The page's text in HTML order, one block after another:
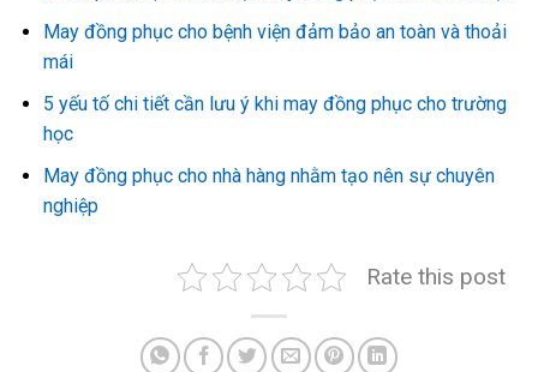
May đồng phục cho bệnh viện đảm bảo an toàn và thoải
mái
5 yếu tố chi tiết cần lưu ý khi may đồng phục cho trường
học
May đồng phục cho nhà hàng nhằm tạo nên sự chuyên
nghiệp
Rate this post